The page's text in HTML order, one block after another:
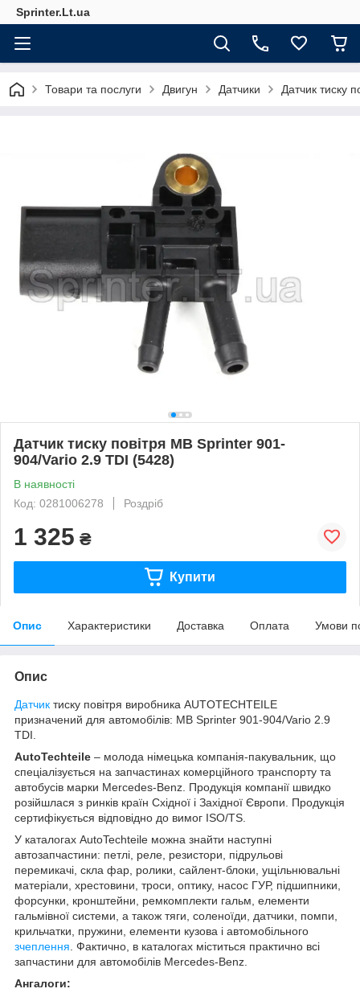
Sprinter.Lt.ua
Товари та послуги Двигун Датчики Датчик тиску
Датчик тиску повітря MB Sprinter 901-
904/Vario 2.9 TDI (5428)
В наявності
Код: 0281006278
Роздріб
1 325 ₴
Купити
Опис Характеристики Доставка Оплата Умови
Опис
Датчик тиску повітря виробника AUTOTECHTEILE
призначений для автомобілів: MB Sprinter 901-904/Vario 2.9
TDI.
AutoTechteile – молода німецька компанія-пакувальник, що
спеціалізується на запчастинах комерційного транспорту та
автобусів марки Mercedes-Benz. Продукція компанії швидко
розійшлася з ринків країн Східної і Західної Європи. Продукція
сертифікується відповідно до вимог ISO/TS.
У каталогах AutoTechteile можна знайти наступні
автозапчастини: петлі, реле, резистори, підрульові
перемикачі, скла фар, ролики, сайлент-блоки, ущільнювальні
матеріали, хрестовини, троси, оптику, насос ГУР, підшипники,
форсунки, кронштейни, ремкомплекти гальм, елементи
гальмівної системи, а також тяги, соленоїди, датчики, помпи,
крильчатки, пружини, елементи кузова і автомобільного
зчеплення . Фактично, в каталогах міститься практично всі
запчастини для автомобілів Mercedes-Benz.
Ангалоги: